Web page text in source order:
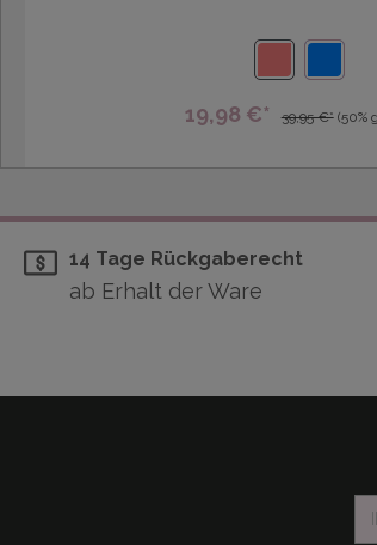
19,98 €* 39,95 €* (50%
14 Tage Rückgaberecht
ab Erhalt der Ware